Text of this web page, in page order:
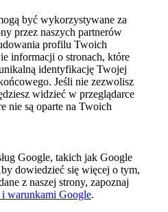
być wykorzystywane za
przez naszych partnerów
profilu Twoich
informacji o stronach, które
identyfikację Twojej
Jeśli nie zezwolisz
widzieć w przeglądarce
nie są oparte na Twoich
Google, takich jak Google
dowiedzieć się więcej o tym,
z naszej strony, zapoznaj
warunkami Google.